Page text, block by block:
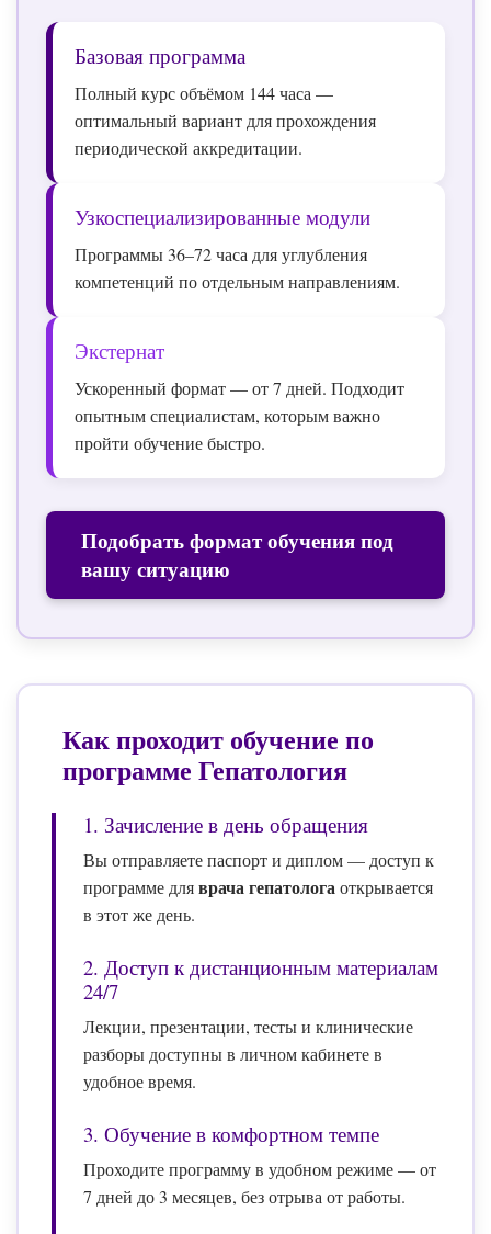
Базовая программа
Полный курс объёмом 144 часа —
оптимальный вариант для прохождения
периодической аккредитации.
Узкоспециализированные модули
Программы 36–72 часа для углубления
компетенций по отдельным направлениям.
Экстернат
Ускоренный формат — от 7 дней. Подходит
опытным специалистам, которым важно
пройти обучение быстро.
Подобрать формат обучения под
вашу ситуацию
Как проходит обучение по
программе Гепатология
1. Зачисление в день обращения
Вы отправляете паспорт и диплом — доступ к
программе дляврача гепатологаоткрывается
в этот же день.
2. Доступ к дистанционным материалам
24/7
Лекции, презентации, тесты и клинические
разборы доступны в личном кабинете в
удобное время.
3. Обучение в комфортном темпе
Проходите программу в удобном режиме — от
7 дней до 3 месяцев, без отрыва от работы.